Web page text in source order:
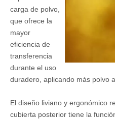
carga de polvo,
que ofrece la
mayor
eficiencia de
transferencia
durante el uso
duradero, aplicando más polvo
El diseño liviano y ergonómico
cubierta posterior tiene la